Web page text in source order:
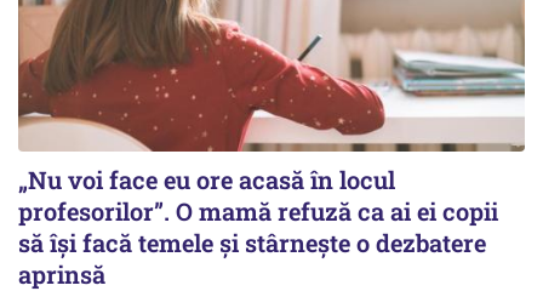
„Nu voi face eu ore acasă în locul
profesorilor”. O mamă refuză ca ai ei copii
să își facă temele și stârnește o dezbatere
aprinsă